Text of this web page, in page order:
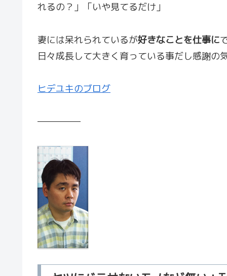
れるの？」「いや見てるだけ」
妻には呆れられているが好きなことを仕事に
日々成長して大きく育っている事だし感謝の
ヒデユキのブログ
—————